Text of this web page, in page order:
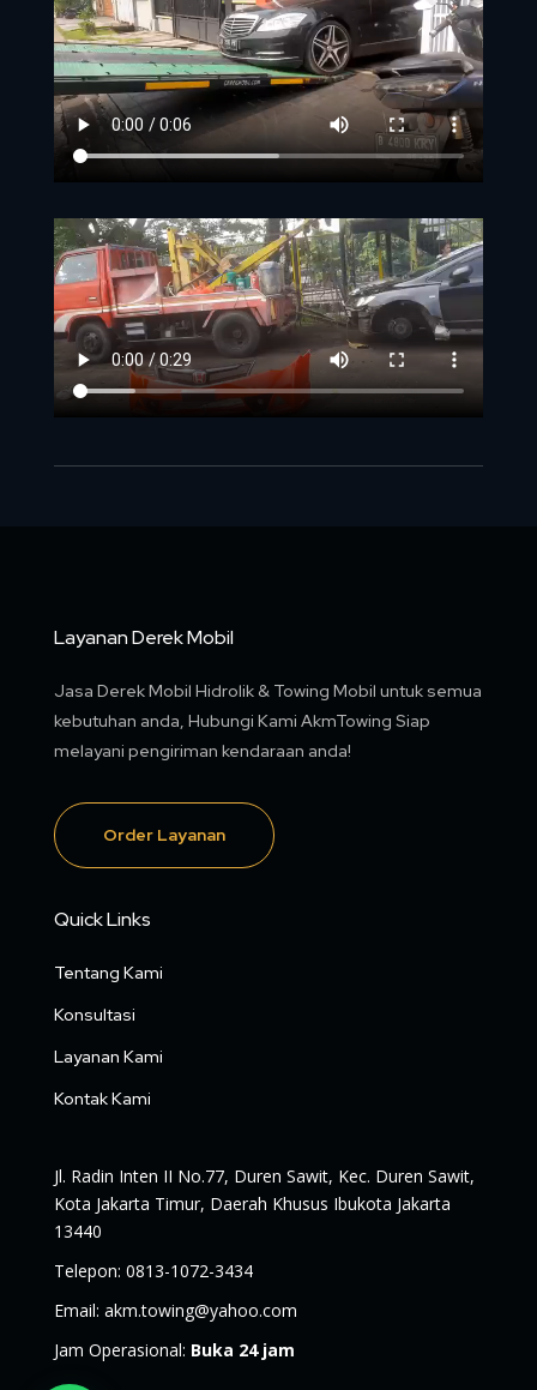
Layanan Derek Mobil
Jasa Derek Mobil Hidrolik & Towing Mobil untuk semua
kebutuhan anda, Hubungi Kami AkmTowing Siap
melayani pengiriman kendaraan anda!
Order Layanan
Quick Links
Tentang Kami
Konsultasi
Layanan Kami
Kontak Kami
Jl. Radin Inten II No.77, Duren Sawit, Kec. Duren Sawit,
Kota Jakarta Timur, Daerah Khusus Ibukota Jakarta
13440
Telepon: 0813-1072-3434
Email: akm.towing@yahoo.com
Jam Operasional: Buka 24 jam